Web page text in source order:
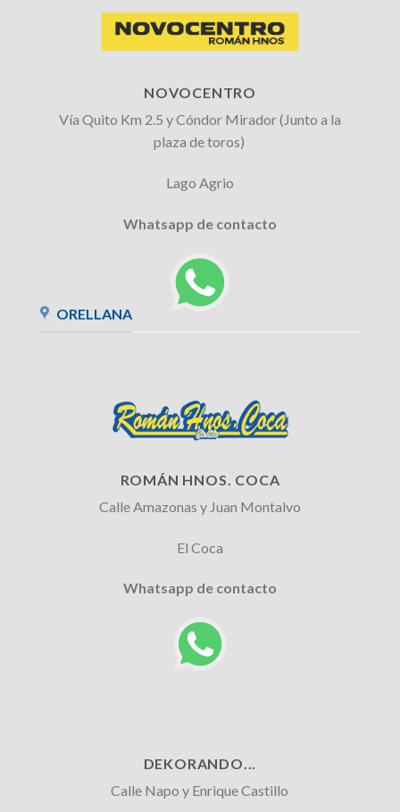
NOVOCENTRO
Vía Quito Km 2.5 y Cóndor Mirador (Junto a la
plaza de toros)
Lago Agrio
Whatsapp de contacto
ORELLANA
ROMÁN HNOS. COCA
Calle Amazonas y Juan Montalvo
El Coca
Whatsapp de contacto
DEKORANDO...
Calle Napo y Enrique Castillo